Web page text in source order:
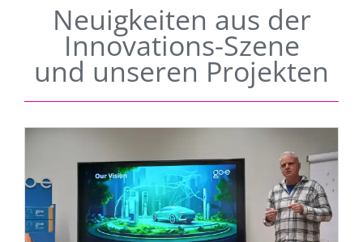
Neuigkeiten aus der
Innovations-Szene
und unseren Projekten